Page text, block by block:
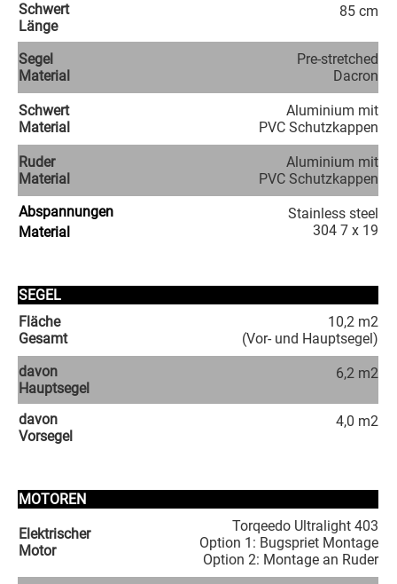
Schwert
Länge
85 cm
Segel
Material
Pre-stretched
Dacron
Schwert
Material
Aluminium mit
PVC Schutzkappen
Ruder
Material
Aluminium mit
PVC Schutzkappen
Abspannungen
Material
Stainless steel
304 7 x 19
SEGEL
Fläche
Gesamt
10,2 m2
(Vor- und Hauptsegel)
davon
Hauptsegel
6,2 m2
davon
Vorsegel
4,0 m2
MOTOREN
Elektrischer
Motor
Torqeedo Ultralight 403
Option 1: Bugspriet Montage
Option 2: Montage an Ruder